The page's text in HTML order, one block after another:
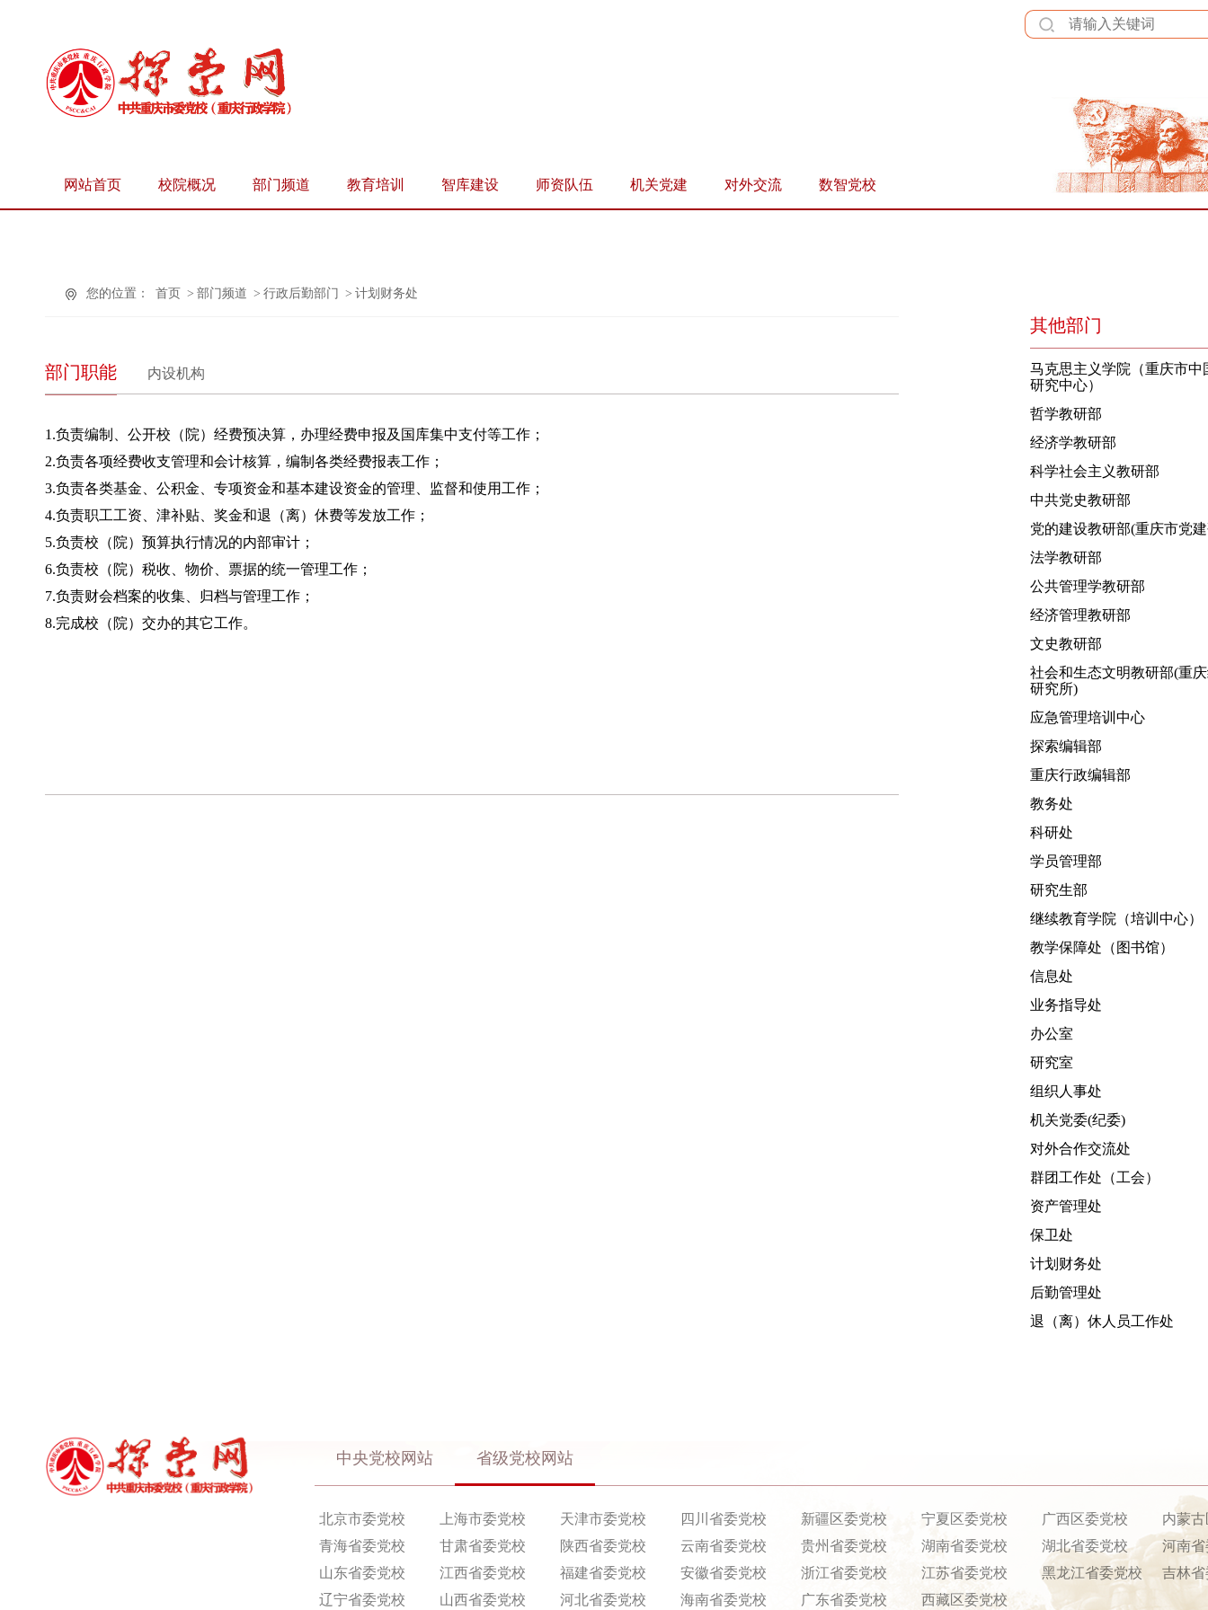
全站群
网站首页 校院概况 部门频道 教育培训 智库建设 师资队伍 机关党建 对外交流 数智党校
您的位置： 首页 > 部门频道 > 行政后勤部门 > 计划财务处
部门职能 内设机构
1.负责编制、公开校（院）经费预决算，办理经费申报及国库集中支付等工作；
2.负责各项经费收支管理和会计核算，编制各类经费报表工作；
3.负责各类基金、公积金、专项资金和基本建设资金的管理、监督和使用工作；
4.负责职工工资、津补贴、奖金和退（离）休费等发放工作；
5.负责校（院）预算执行情况的内部审计；
6.负责校（院）税收、物价、票据的统一管理工作；
7.负责财会档案的收集、归档与管理工作；
8.完成校（院）交办的其它工作。
其他部门
马克思主义学院（重庆市中
研究中心）
哲学教研部
经济学教研部
科学社会主义教研部
中共党史教研部
党的建设教研部(重庆市党
法学教研部
公共管理学教研部
经济管理教研部
文史教研部
社会和生态文明教研部(重
研究所)
应急管理培训中心
探索编辑部
重庆行政编辑部
教务处
科研处
学员管理部
研究生部
继续教育学院（培训中心）
教学保障处（图书馆）
信息处
业务指导处
办公室
研究室
组织人事处
机关党委(纪委)
对外合作交流处
群团工作处（工会）
资产管理处
保卫处
计划财务处
后勤管理处
退（离）休人员工作处
中央党校网站 省级党校网站
北京市委党校 上海市委党校 天津市委党校 四川省委党校 新疆区委党校 宁夏区委党校 广西区委党校
内蒙
青海省委党校
甘肃省委党校 陕西省委党校 云南省委党校 贵州省委党校 湖南省委党校 湖北省委党校
河南
山东省委党校
江西省委党校 福建省委党校 安徽省委党校 浙江省委党校 江苏省委党校 黑龙江省委党校
吉林
辽宁省委党校
山西省委党校 河北省委党校 海南省委党校 广东省委党校 西藏区委党校